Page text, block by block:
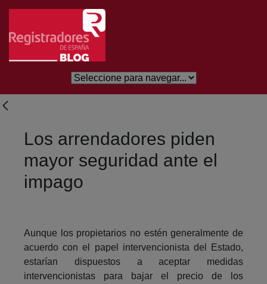
Saltar al contenido principal
Los arrendadores piden
mayor seguridad ante el
impago
Aunque los propietarios no estén generalmente de
acuerdo con el papel intervencionista del Estado,
estarían dispuestos a aceptar medidas
intervencionistas para bajar el precio de los